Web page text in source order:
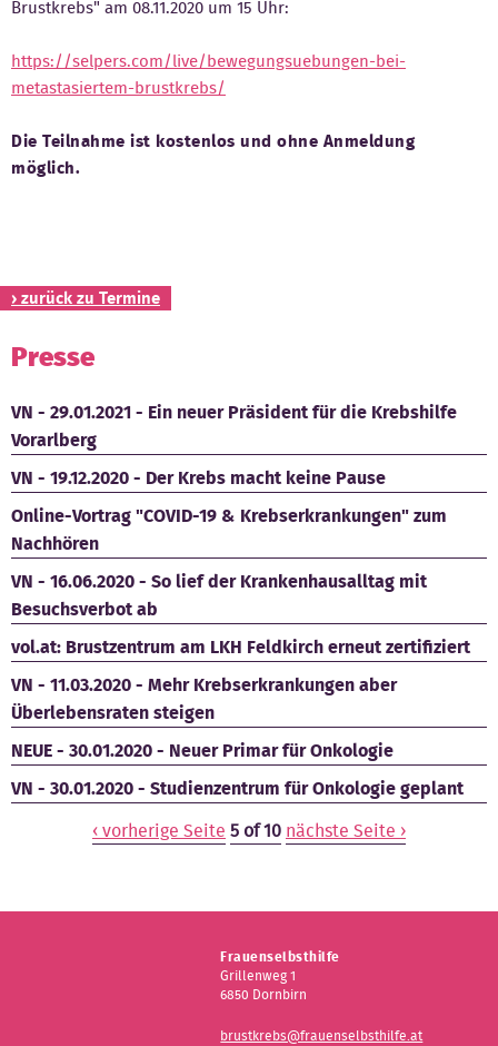
Kontakt
Brustkrebs" am 08.11.2020 um 15 Uhr:
https://selpers.com/live/bewegungsuebungen-bei-
metastasiertem-brustkrebs/
Die Teilnahme ist kostenlos und ohne Anmeldung
möglich.
› zurück zu Termine
Presse
VN - 29.01.2021 - Ein neuer Präsident für die Krebshilfe
Vorarlberg
VN - 19.12.2020 - Der Krebs macht keine Pause
Online-Vortrag "COVID-19 & Krebserkrankungen" zum
Nachhören
VN - 16.06.2020 - So lief der Krankenhausalltag mit
Besuchsverbot ab
vol.at: Brustzentrum am LKH Feldkirch erneut zertifiziert
VN - 11.03.2020 - Mehr Krebserkrankungen aber
Überlebensraten steigen
NEUE - 30.01.2020 - Neuer Primar für Onkologie
VN - 30.01.2020 - Studienzentrum für Onkologie geplant
‹ vorherige Seite 5 of 10 nächste Seite ›
Frauenselbsthilfe
Grillenweg 1
6850 Dornbirn
brustkrebs@frauenselbsthilfe.at